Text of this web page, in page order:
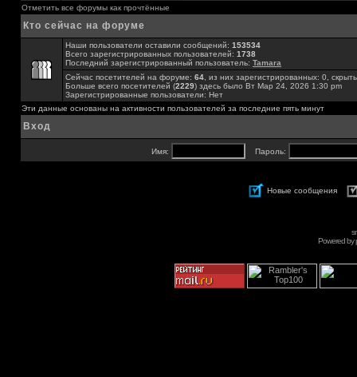
Отметить все форумы как прочтённые
Кто сейчас на форуме
Наши пользователи оставили сообщений: 153534
Всего зарегистрированных пользователей: 1738
Последний зарегистрированный пользователь: Tamara
Сейчас посетителей на форуме: 64 , из них зарегистрированных: 0,
Больше всего посетителей (2229) здесь было Вт Мар 24, 2026 1:30 pm
Зарегистрированные пользователи: Нет
Эти данные основаны на активности пользователей за последние пять минут
Вход
Имя: Пароль:
Новые сообщения
Powered by